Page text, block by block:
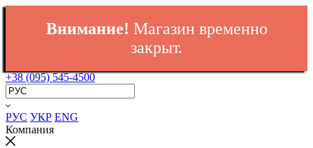
Внимание! Магазин временно
закрыт.
+38 (095) 545-4500
РУС УКР ENG
Компания